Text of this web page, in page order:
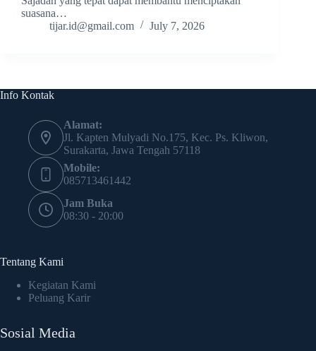
suasana…
tijar.id@gmail.com
July 7, 2026
Info Kontak
Alamat:
Jl. Kapten Mulyadi No.175, Kec. Ps. Kliwon,
Surakarta, Jawa Tengah 57118
Mobile:
085713461442
Jam Buka
08:30 - 20:00
Tentang Kami
Kegiatan Kami
Peluang Karir
Sosial Media